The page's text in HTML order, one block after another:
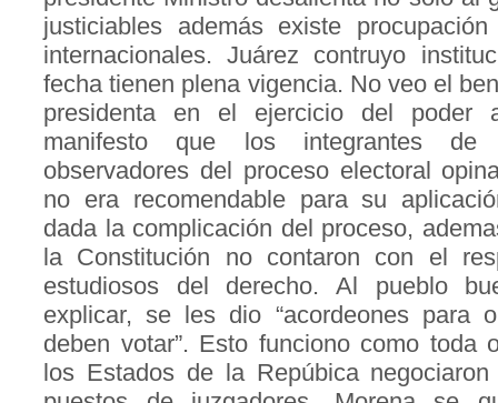
justiciables además existe
internacionales. Juárez contruyo
fecha tienen plena vigencia. No veo el
presidenta en el ejercicio del poder
manifesto que los integrantes
observadores del proceso electoral
no era recomendable para su
dada la complicación del proceso,
la Constitución no contaron con el
estudiosos del derecho. Al pueblo
explicar, se les dio “acordeones para
deben votar”. Esto funciono como toda
los Estados de la Repúbica